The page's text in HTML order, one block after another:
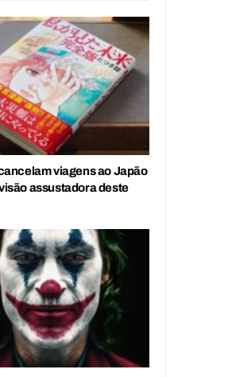
viagens ao Japão
assustadora deste